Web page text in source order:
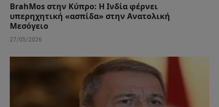
BrahMos στην Κύπρο: Η Ινδία φέρνει
υπερηχητική «ασπίδα» στην Ανατολική
Μεσόγειο
27/05/2026